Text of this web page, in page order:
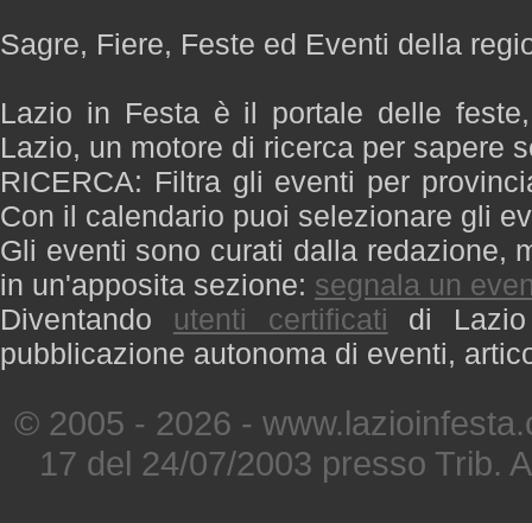
Sagre, Fiere, Feste ed Eventi della
Lazio in Festa è il portale delle
Lazio, un motore di ricerca per sapere
RICERCA: Filtra gli eventi per
Con il calendario puoi selezionare gli
Gli eventi sono curati dalla redazione,
in un'apposita sezione: segnala un
Diventando utenti certificati di
pubblicazione autonoma di eventi,
© 2005 - 2026 -
17 del 24/07/2003 presso Trib.